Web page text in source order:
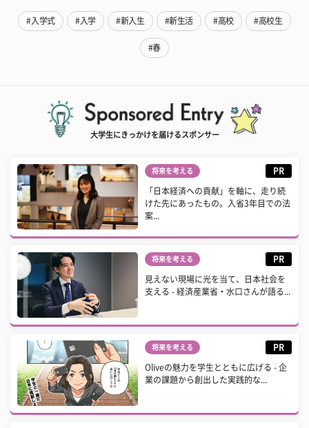
#入学式 #入学 #新入生 #新生活 #高校 #高校生
#春
大学生にきっかけを届けるスポンサー
将来を考える PR
「日本経済への貢献」を軸に、走り続
けた先にあったもの。入省3年目での法
案...
将来を考える PR
見えない現場に光を当て、日本社会を
支える - 経済産業省・水口さんが語る...
将来を考える PR
Oliveの魅力を学生とともに広げる - 企
業の課題から創出した実践的な...